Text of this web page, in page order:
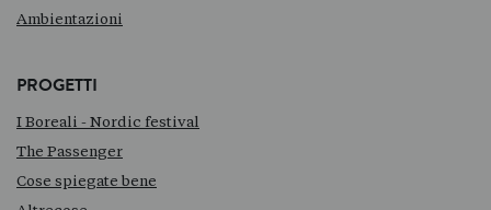
Ambientazioni
PROGETTI
I Boreali - Nordic festival
The Passenger
Cose spiegate bene